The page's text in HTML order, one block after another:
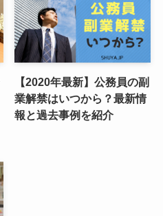
【2020年最新】公務員の副
業解禁はいつから？最新情
報と過去事例を紹介